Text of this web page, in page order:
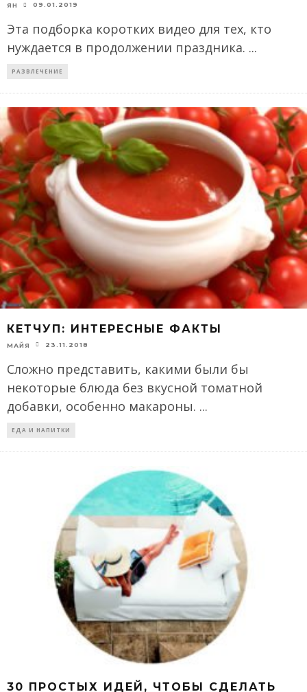
ЯН 09.01.2019
Эта подборка коротких видео для тех, кто
нуждается в продолжении праздника. ...
РАЗВЛЕЧЕНИЕ
КЕТЧУП: ИНТЕРЕСНЫЕ ФАКТЫ
МАЙЯ 23.11.2018
Сложно представить, какими были бы
некоторые блюда без вкусной томатной
добавки, особенно макароны. ...
ЕДА И НАПИТКИ
30 ПРОСТЫХ ИДЕЙ, ЧТОБЫ СДЕЛАТЬ